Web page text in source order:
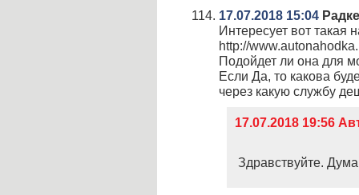
17.07.2018 15:04
Интересует вот такая
http://
Подойдет ли она для
Если Да, то какова
через какую службу
17.07.2018 19:56
Здравствуйте.